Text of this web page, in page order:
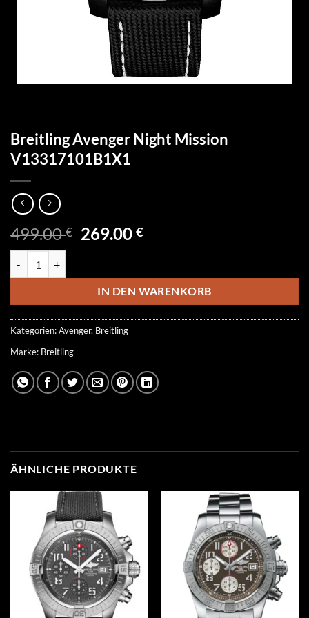
Breitling Avenger Night Mission
V13317101B1X1
499.00€ Ursprünglicher
499.00 €
269.00€Aktueller
269.00 €.
IN DEN WARENKORB
Kategorien:Avenger, Breitling
Marke: Breitling
ÄHNLICHE PRODUKTE